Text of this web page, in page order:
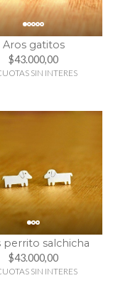
Aros gatitos
$43.000,00
SIN INTERES
perrito salchicha
$43.000,00
SIN INTERES